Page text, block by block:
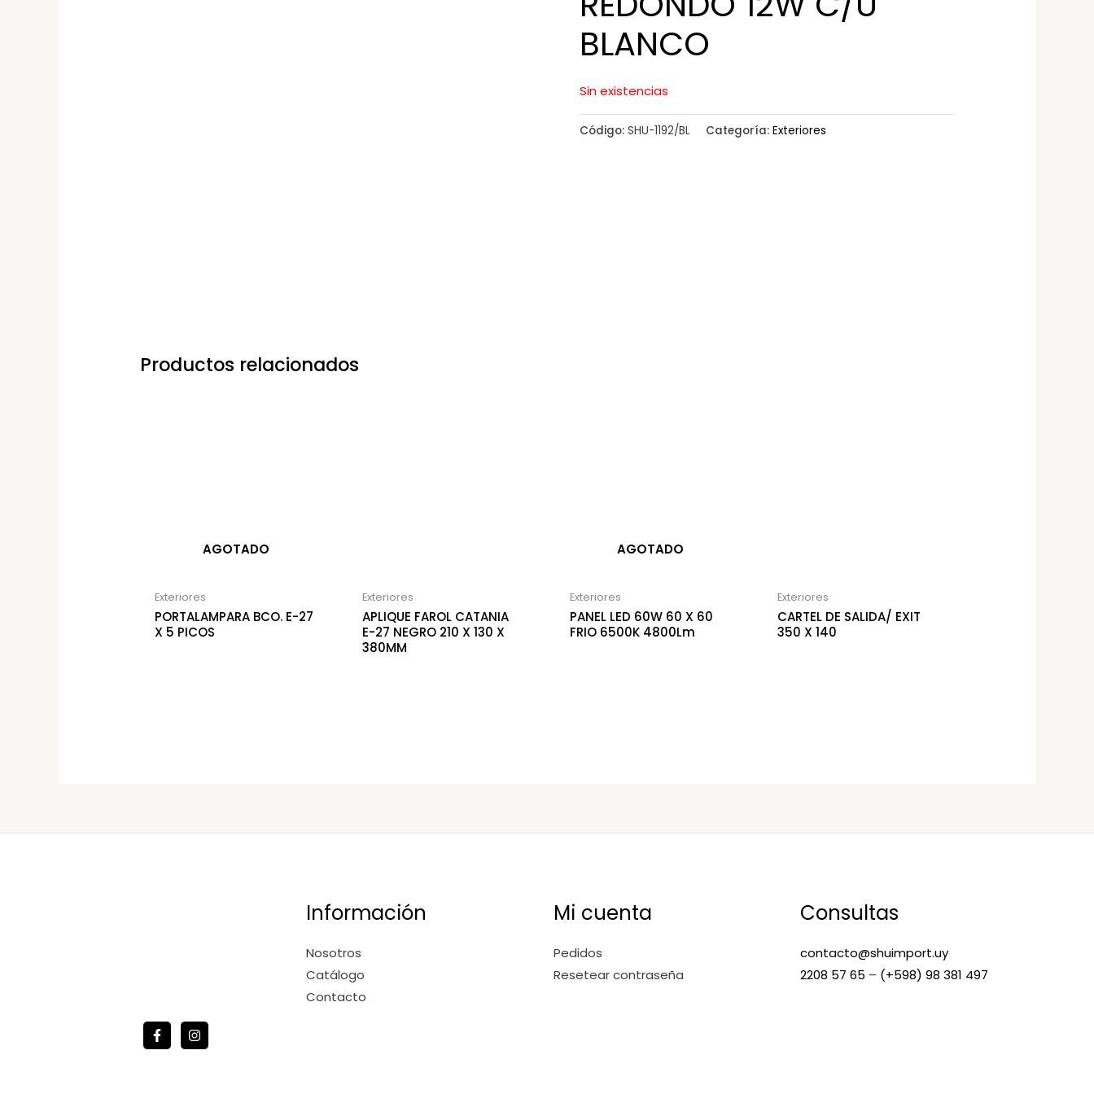
BLANCO
Sin existencias
Código: SHU-1192/BL Categoría: Exteriores
Productos relacionados
AGOTADO
Exteriores
PORTALAMPARA BCO. E-27
X 5 PICOS
Exteriores
APLIQUE FAROL CATANIA
E-27 NEGRO 210 X 130 X
380MM
AGOTADO
Exteriores
PANEL LED 60W 60 X 60
FRIO 6500K 4800Lm
Exteriores
CARTEL DE SALIDA/ EXIT
350 X 140
Información
Nosotros
Catálogo
Contacto
Mi cuenta
Pedidos
Resetear contraseña
Consultas
contacto@shuimport.uy
2208 57 65 – (+598) 98 381 497